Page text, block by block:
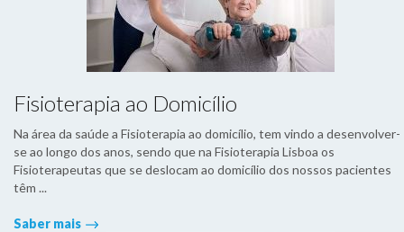
Fisioterapia ao Domicílio
Na área da saúde a Fisioterapia ao domicílio, tem vindo a desenvolver-
se ao longo dos anos, sendo que na Fisioterapia Lisboa os
Fisioterapeutas que se deslocam ao domicílio dos nossos pacientes
têm ...
Saber mais